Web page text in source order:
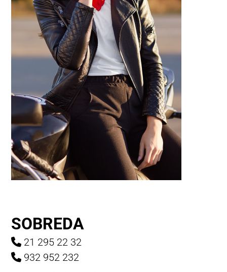
SOBREDA
21 295 22 32
932 952 232